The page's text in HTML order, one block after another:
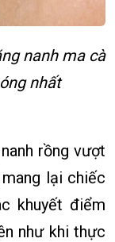
nanh ma cà
nhất
rồng vượt
lại chiếc
khuyết điểm
như khi thực